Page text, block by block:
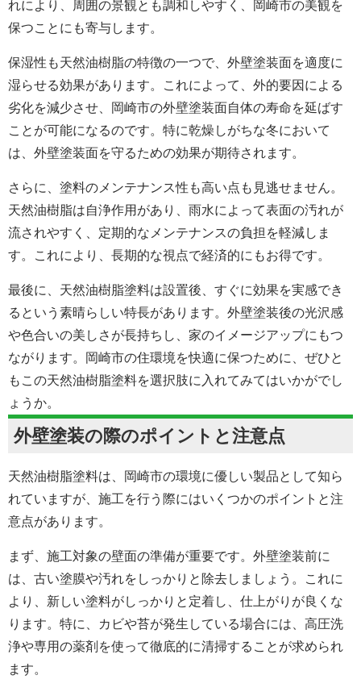
れにより、周囲の景観とも調和しやすく、 岡崎市の美観を
保つことにも寄与します。
保湿性も天然油樹脂の特徴の一つで、外壁塗装面を適度に
湿らせる効果があります。これによって、外的要因による
劣化を減少させ、
岡崎市の外壁塗装面自体の寿命を延ばす
ことが可能になるのです。特に乾燥しがちな冬において
は、外壁塗装面を守るための効果が期待されます。
さらに、塗料のメンテナンス性も高い点も見逃せません。
天然油樹脂は自浄作用があり、雨水によって表面の汚れが
流されやすく、定期的なメンテナンスの負担を軽減しま
す。これにより、長期的な視点で経済的にもお得です。
最後に、天然油樹脂塗料は設置後、すぐに効果を実感でき
るという素晴らしい特長があります。外壁塗装後の光沢感
や色合いの美しさが長持ちし、家のイメージアップにもつ
ながります。岡崎市の住環境を快適に保つために、ぜひと
もこの天然油樹脂塗料を選択肢に入れてみてはいかがでし
ょうか。
外壁塗装の際のポイントと注意点
天然油樹脂塗料は、 岡崎市の環境に優しい製品として知ら
れていますが、施工を行う際にはいくつかのポイントと注
意点があります。
まず、施工対象の壁面の準備が重要です。外壁塗装前に
は、古い塗膜や汚れをしっかりと除去しましょう。これに
より、新しい塗料がしっかりと定着し、仕上がりが良くな
ります。特に、カビや苔が発生している場合には、高圧洗
浄や専用の薬剤を使って徹底的に清掃することが求められ
ます。